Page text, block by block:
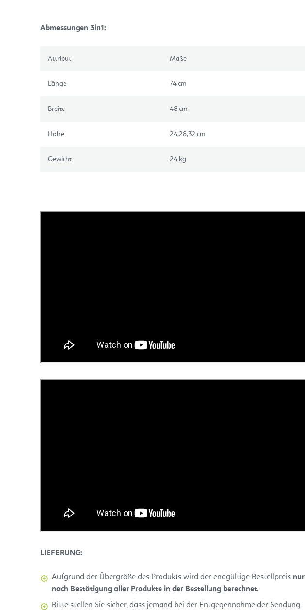
Abmessungen 3in1:
Attribut Maße
Länge 74 cm
Breite 48 cm
Höhe 24,28,32 cm
Gewicht 24 kg
LIEFERUNG:
Aufgrund der Übergröße des Produkts wird der endgültige Bestellpreis nur
nach Bestätigung aller Produkte in der Bestellung berechnet.
Bitte stellen Sie sicher, dass jemand bei der Entgegennahme der Sendung